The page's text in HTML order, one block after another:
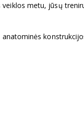
metu, jūsų